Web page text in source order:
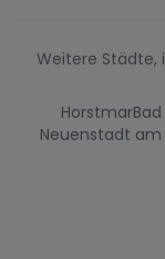
Weitere Städte,
HorstmarBad
Neuenstadt am